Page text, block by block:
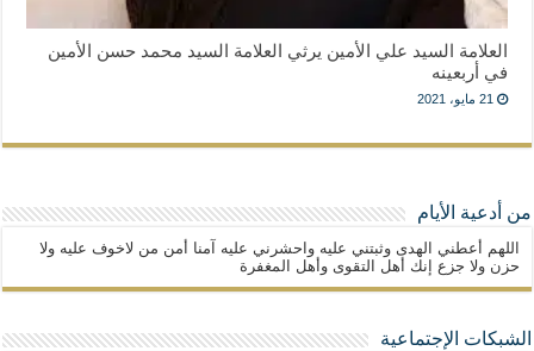
العلامة السيد علي الأمين يرثي العلامة السيد محمد حسن الأمين
في أربعينه
21 مايو، 2021
من أدعية الأيام
اللهم أعطني الهدى وثبتني عليه واحشرني عليه آمنا أمن من لاخوف عليه ولا
حزن ولا جزع إنك أهل التقوى وأهل المغفرة
الشبكات الإجتماعية